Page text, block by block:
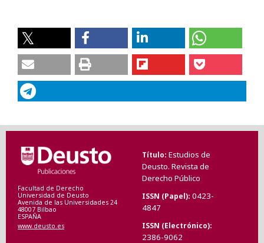
Facultad de Derecho
Universidad de Deusto
Avenida de las Universidades 24
48007 Bilbao
ESPAÑA
www.deusto.es
Título Estudios de
Deusto. Revista de
Derecho Público
ISSN (Papel) 0423-
4847
ISSN (Electrónico)
2386-9062